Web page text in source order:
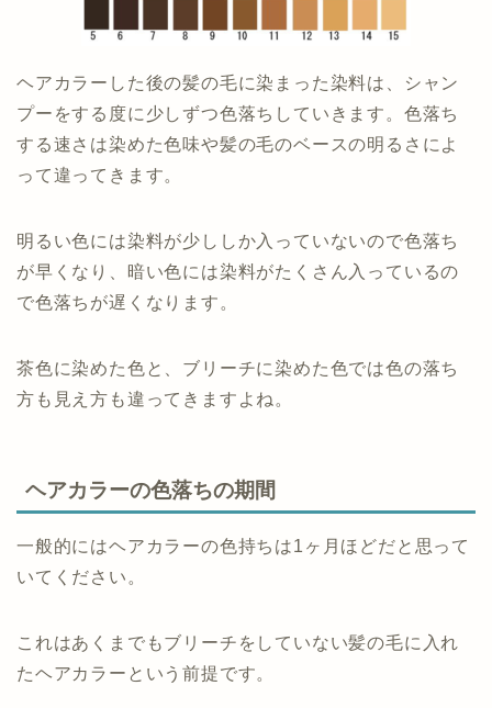
ヘアカラーした後の髪の毛に染まった染料は、シャン
プーをする度に少しずつ色落ちしていきます。色落ち
する速さは染めた色味や髪の毛のベースの明るさによ
って違ってきます。
明るい色には染料が少ししか入っていないので色落ち
が早くなり、暗い色には染料がたくさん入っているの
で色落ちが遅くなります。
茶色に染めた色と、ブリーチに染めた色では色の落ち
方も見え方も違ってきますよね。
ヘアカラーの色落ちの期間
一般的にはヘアカラーの色持ちは1ヶ月ほどだと思って
いてください。
これはあくまでもブリーチをしていない髪の毛に入れ
たヘアカラーという前提です。